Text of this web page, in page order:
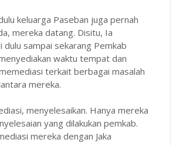
keluarga Paseban juga pernah
mereka datang. Disitu, Ia
dulu sampai sekarang Pemkab
waktu tempat dan
terkait berbagai masalah
mereka.
menyelesaikan. Hanya mereka
yang dilakukan pemkab.
mereka dengan Jaka